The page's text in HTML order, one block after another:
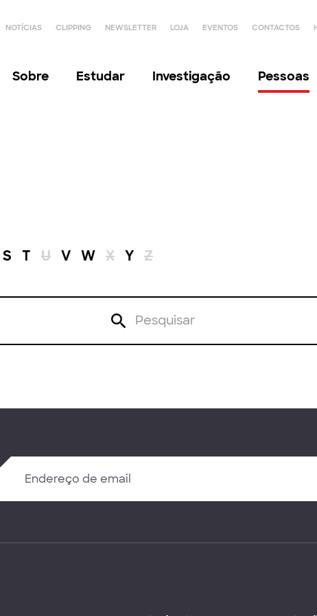
NOTÍCIAS CLIPPING NEWSLETTER LOJA EVENTOS CONTACTOS
Sobre Estudar Investigação Pessoas
S T U V W X Y Z